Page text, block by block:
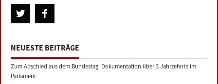
NEUESTE BEITRÄGE
Zum Abschied aus dem Bundestag: Dokumentation über 3 Jahrzehnte im
Parlament